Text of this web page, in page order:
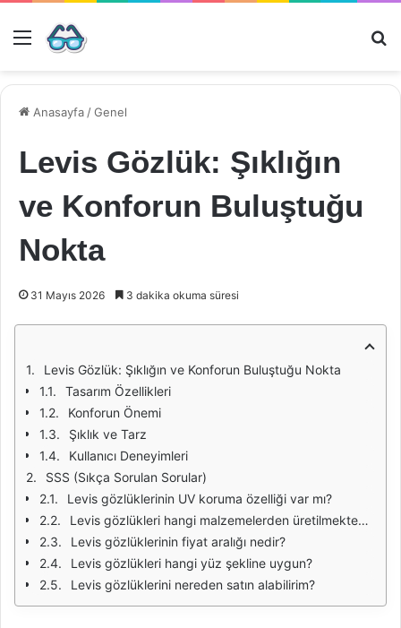
Menü
Anasayfa /Genel
Levis Gözlük: Şıklığın
ve Konforun Buluştuğu
Nokta
31 Mayıs 2026 3 dakika okuma süresi
Levis Gözlük: Şıklığın ve Konforun Buluştuğu Nokta
Tasarım Özellikleri
Konforun Önemi
Şıklık ve Tarz
Kullanıcı Deneyimleri
SSS (Sıkça Sorulan Sorular)
Levis gözlüklerinin UV koruma özelliği var mı?
Levis gözlükleri hangi malzemelerden üretilmektedir?
Levis gözlüklerinin fiyat aralığı nedir?
Levis gözlükleri hangi yüz şekline uygun?
Levis gözlüklerini nereden satın alabilirim?